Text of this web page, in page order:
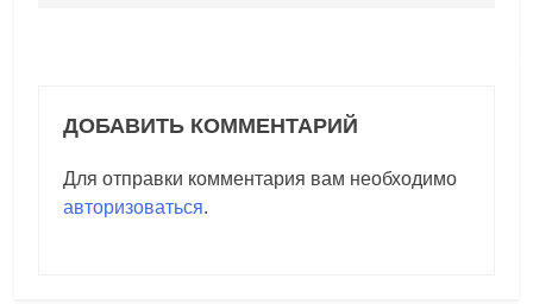
ДОБАВИТЬ КОММЕНТАРИЙ
Для отправки комментария вам необходимо
авторизоваться.